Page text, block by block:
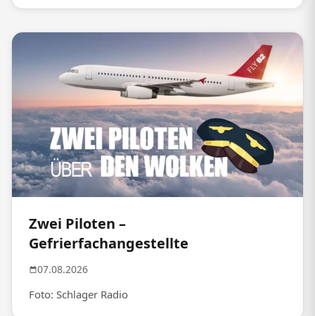
Zwei Piloten –
Gefrierfachangestellte
07.08.2026
Foto: Schlager Radio